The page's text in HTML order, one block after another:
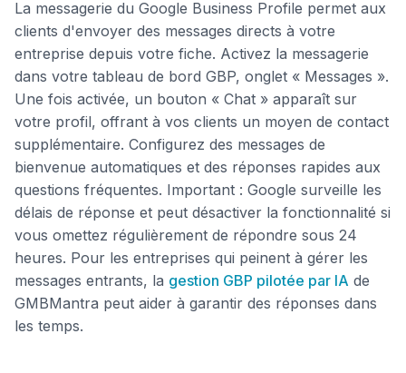
La messagerie du Google Business Profile permet aux
clients d'envoyer des messages directs à votre
entreprise depuis votre fiche. Activez la messagerie
dans votre tableau de bord GBP, onglet « Messages ».
Une fois activée, un bouton « Chat » apparaît sur
votre profil, offrant à vos clients un moyen de contact
supplémentaire. Configurez des messages de
bienvenue automatiques et des réponses rapides aux
questions fréquentes. Important : Google surveille les
délais de réponse et peut désactiver la fonctionnalité si
vous omettez régulièrement de répondre sous 24
heures. Pour les entreprises qui peinent à gérer les
messages entrants, la gestion GBP pilotée par IA de
GMBMantra peut aider à garantir des réponses dans
les temps.